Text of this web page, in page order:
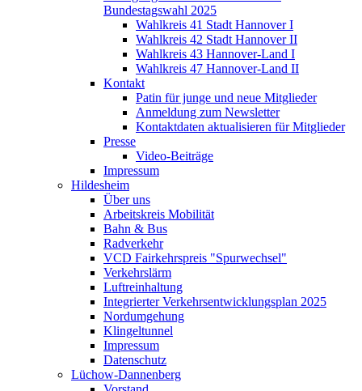
Bundestagswahl 2025
Wahlkreis 41 Stadt Hannover I
Wahlkreis 42 Stadt Hannover II
Wahlkreis 43 Hannover-Land I
Wahlkreis 47 Hannover-Land II
Kontakt
Patin für junge und neue Mitglieder
Anmeldung zum Newsletter
Kontaktdaten aktualisieren für Mitglieder
Presse
Video-Beiträge
Impressum
Hildesheim
Über uns
Arbeitskreis Mobilität
Bahn & Bus
Radverkehr
VCD Fairkehrspreis "Spurwechsel"
Verkehrslärm
Luftreinhaltung
Integrierter Verkehrsentwicklungsplan 2025
Nordumgehung
Klingeltunnel
Impressum
Datenschutz
Lüchow-Dannenberg